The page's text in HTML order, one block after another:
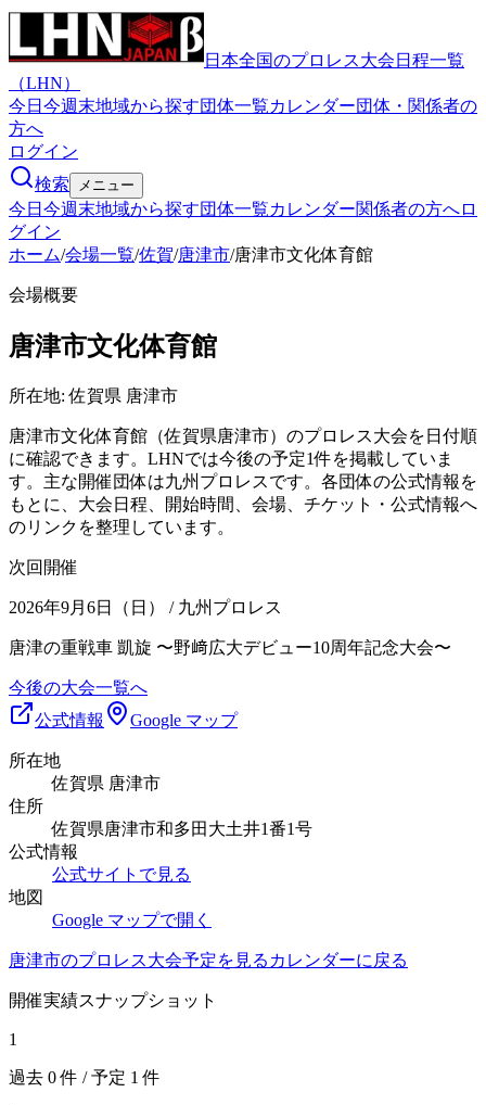
日本全国のプロレス大会日程一覧
（LHN）
今日 今週末地域から探す団体一覧カレンダー団体・関係者の
方へ
ログイン
検索
メニュー
今日 今週末地域から探す団体一覧カレンダー関係者の方へロ
グイン
ホーム/会場一覧/佐賀/唐津市/唐津市文化体育館
会場概要
唐津市文化体育館
所在地:佐賀県 唐津市
唐津市文化体育館（佐賀県唐津市）のプロレス大会を日付順
に確認できます。LHNでは今後の予定1件を掲載していま
す。主な開催団体は九州プロレスです。各団体の公式情報を
もとに、大会日程、開始時間、会場、チケット・公式情報へ
のリンクを整理しています。
次回開催
2026年9月6日（日） / 九州プロレス
唐津の重戦車 凱旋 〜野﨑広大デビュー10周年記念大会〜
今後の大会一覧へ
公式情報
Google マップ
所在地
佐賀県 唐津市
住所
佐賀県唐津市和多田大土井1番1号
公式情報
公式サイトで見る
地図
Google マップで開く
唐津市のプロレス大会予定を見る カレンダーに戻る
開催実績スナップショット
1
過去 0件 / 予定 1 件